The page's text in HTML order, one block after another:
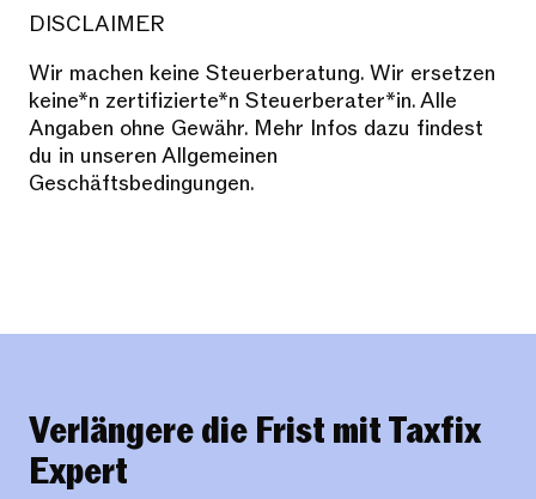
DISCLAIMER
Wir machen keine Steuerberatung. Wir ersetzen
keine*n zertifizierte*n Steuerberater*in. Alle
Angaben ohne Gewähr. Mehr Infos dazu findest
du in unseren Allgemeinen
Geschäftsbedingungen.
Verlängere die Frist mit Taxfix
Expert